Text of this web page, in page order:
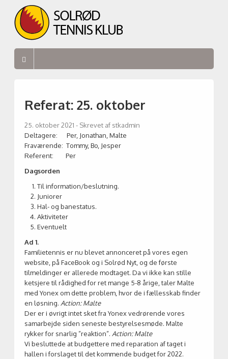
Referat: 25. oktober
25. oktober 2021 - Skrevet af stkadmin
Deltagere: Per, Jonathan, Malte
Fraværende: Tommy, Bo, Jesper
Referent: Per
Dagsorden
Til information/beslutning.
Juniorer
Hal- og banestatus.
Aktiviteter
Eventuelt
Ad 1.
Familietennis er nu blevet annonceret på vores egen
website, på FaceBook og i Solrød Nyt, og de første
tilmeldinger er allerede modtaget. Da vi ikke kan stille
ketsjere til rådighed for ret mange 5-8 årige, taler Malte
med Yonex om dette problem, hvor de i fællesskab finder
en løsning. Action: Malte
Der er i øvrigt intet sket fra Yonex vedrørende vores
samarbejde siden seneste bestyrelsesmøde. Malte
rykker for snarlig ”reaktion”. Action: Malte
Vi besluttede at budgettere med reparation af taget i
hallen i forslaget til det kommende budget for 2022.